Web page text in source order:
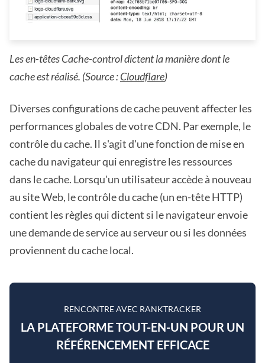
Les en-têtes Cache-control dictent la manière dont le
cache est réalisé. (Source :Cloudflare)
Diverses configurations de cache peuvent affecter les
performances globales de votre CDN. Par exemple, le
contrôle du cache. Il s'agit d'une fonction de mise en
cache du navigateur qui enregistre les ressources
dans le cache. Lorsqu'un utilisateur accède à nouveau
au site Web, le contrôle du cache (un en-tête HTTP)
contient les règles qui dictent si le navigateur envoie
une demande de service au serveur ou si les données
proviennent du cache local.
RENCONTRE AVEC RANKTRACKER
LA PLATEFORME TOUT-EN-UN POUR UN
RÉFÉRENCEMENT EFFICACE